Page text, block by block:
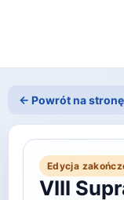
← Powrót na stronę
Edycja
VIII